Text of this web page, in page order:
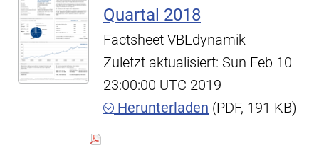
Quartal 2018
Factsheet VBLdynamik
Zuletzt aktualisiert: Sun Feb 10
23:00:00 UTC 2019
Herunterladen (PDF, 191 KB)